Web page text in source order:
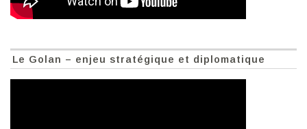
Le Golan – enjeu stratégique et diplomatique